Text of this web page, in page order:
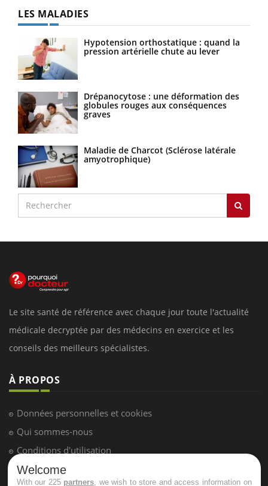
LES MALADIES
Hypotension orthostatique : quand la
pression artérielle chute au lever
Drépanocytose : une déformation des
globules rouges aux conséquences
graves
Maladie de Charcot (Sclérose latérale
amyotrophique)
Le site santé de référence avec chaque jour toute l'actualité
médicale decryptée par des médecins en exercice et les
conseils des meilleurs spécialistes.
À PROPOS
Données personnelles et cookies
Qui sommes-nous
Conditions d'utilisation
Plan du site
Welcome
With our 225 partners , we wish to store and access information on